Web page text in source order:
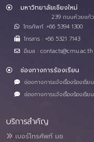
มหาวิทยาลัยเชียงใหม่
239 ถนนห้วยแก้
โทรศัพท์ :+66 5394 1300
โทรสาร : +66 5321 7143
อีเมล : contacts@cmu.ac.th
ช่องทางการร้องเรียน
ช่องทางการแจ้งเรื่องร้องเรี
ช่องทางการแจ้งเรื่องร้องเรี
บริการสำคัญ
เบอร์โทรศัพท์ มช.